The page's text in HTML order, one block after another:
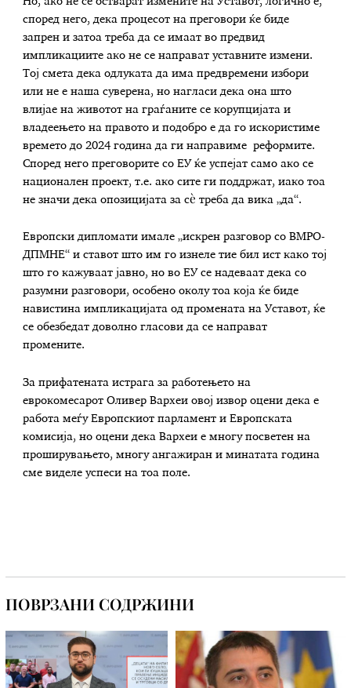
според него, дека процесот на преговори ќе биде
запрен и затоа треба да се имаат во предвид
импликациите ако не се направат уставните измени.
Тој смета дека одлуката да има предвремени избори
или не е наша суверена, но нагласи дека она што
влијае на животот на граѓаните се корупцијата и
владеењето на правото и подобро е да го искористиме
времето до 2024 година да ги направиме реформите.
Според него преговорите со ЕУ ќе успејат само ако се
национален проект, т.е. ако сите ги поддржат, иако тоа
не значи дека опозицијата за сѐ треба да вика „да“.
Европски дипломати имале „искрен разговор со ВМРО-
ДПМНЕ“ и ставот што им го изнеле тие бил ист како тој
што го кажуваат јавно, но во ЕУ се надеваат дека со
разумни разговори, особено околу тоа која ќе биде
навистина импликацијата од промената на Уставот, ќе
се обезбедат доволно гласови да се направат
промените.
За прифатената истрага за работењето на
еврокомесарот Оливер Вархеи овој извор оцени дека е
работа меѓу Европскиот парламент и Европската
комисија, но оцени дека Вархеи е многу посветен на
проширувањето, многу ангажиран и минатата година
сме виделе успеси на тоа поле.
ПОВРЗАНИ СОДРЖИНИ